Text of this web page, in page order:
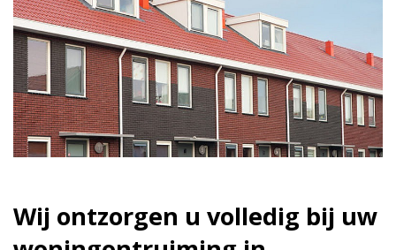
Wij ontzorgen u volledig bij uw